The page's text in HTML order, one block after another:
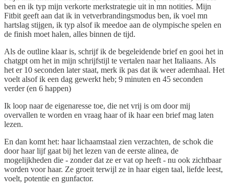
ben en ik typ mijn verkorte merkstrategie uit in mn notities. Mijn
Fitbit geeft aan dat ik in vetverbrandingsmodus ben, ik voel mn
hartslag stijgen, ik typ alsof ik meedoe aan de olympische spelen en
de finish moet halen, alles binnen de tijd.
Als de outline klaar is, schrijf ik de begeleidende brief en gooi het in
chatgpt om het in mijn schrijfstijl te vertalen naar het Italiaans. Als
het er 10 seconden later staat, merk ik pas dat ik weer ademhaal. Het
voelt alsof ik een dag gewerkt heb; 9 minuten en 45 seconden
verder (en 6 happen)
Ik loop naar de eigenaresse toe, die net vrij is om door mij
overvallen te worden en vraag haar of ik haar een brief mag laten
lezen.
En dan komt het: haar lichaamstaal zien verzachten, de schok die
door haar lijf gaat bij het lezen van de eerste alinea, de
mogelijkheden die - zonder dat ze er vat op heeft - nu ook zichtbaar
worden voor haar. Ze groeit terwijl ze in haar eigen taal, liefde leest,
voelt, potentie en gunfactor.